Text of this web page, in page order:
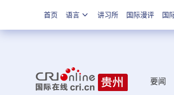
首页 语言 讲习所 国际漫评 国
要闻